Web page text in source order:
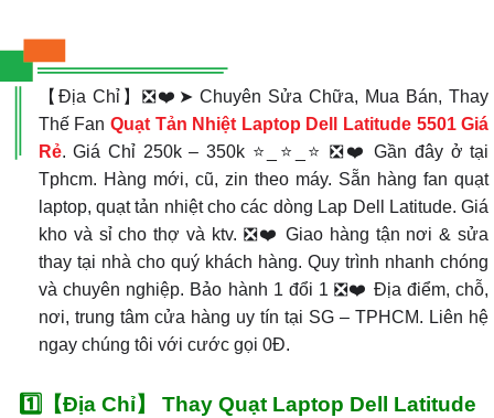
【Địa Chỉ】❎❤️➤ Chuyên Sửa Chữa, Mua Bán, Thay
Thế Fan Quạt Tản Nhiệt Laptop Dell Latitude 5501 Giá
Rẻ. Giá Chỉ 250k – 350k ⭐_⭐_⭐ ❎❤️ Gần đây ở tại
Tphcm. Hàng mới, cũ, zin theo máy. Sẵn hàng fan quạt
laptop, quạt tản nhiệt cho các dòng Lap Dell Latitude. Giá
kho và sỉ cho thợ và ktv. ❎❤️ Giao hàng tận nơi & sửa
thay tại nhà cho quý khách hàng. Quy trình nhanh chóng
và chuyên nghiệp. Bảo hành 1 đổi 1 ❎❤️ Địa điểm, chỗ,
nơi, trung tâm cửa hàng uy tín tại SG – TPHCM. Liên hệ
ngay chúng tôi với cước gọi 0Đ.
1️⃣【Địa Chỉ】 Thay Quạt Laptop Dell Latitude